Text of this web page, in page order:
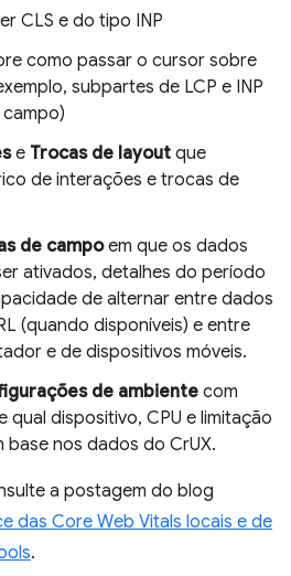
CLS e do tipo INP
como passar o cursor sobre
subpartes de LCP e INP
e Trocas de layout que
de interações e trocas de
de campoem que os dados
ativados, detalhes do período
de alternar entre dados
(quando disponíveis) e entre
e de dispositivos móveis.
de ambientecom
qual dispositivo, CPU e limitação
base nos dados do CrUX.
a postagem do blog
das Core Web Vitals locais e de
.